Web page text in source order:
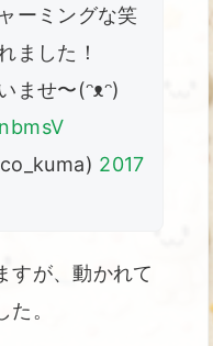
ーミングな笑
ました！
ませ〜(ᵔᴥᵔ)
2017
すが、動かれて
。